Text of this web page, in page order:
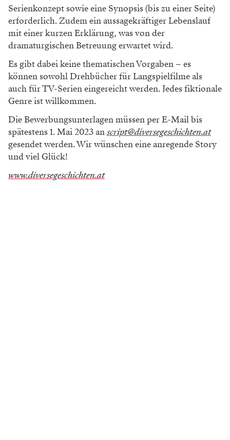
Serienkonzept sowie eine Synopsis (bis zu einer Seite)
erforderlich. Zudem ein aussagekräftiger Lebenslauf
mit einer kurzen Erklärung, was von der
dramaturgischen Betreuung erwartet wird.
Es gibt dabei keine thematischen Vorgaben – es
können sowohl Drehbücher für Langspielfilme als
auch für TV-Serien eingereicht werden. Jedes fiktionale
Genre ist willkommen.
Die Bewerbungsunterlagen müssen per E-Mail bis
spätestens 1. Mai 2023 anscript@diversegeschichten.at
gesendet werden. Wir wünschen eine anregende Story
und viel Glück!
www.diversegeschichten.at